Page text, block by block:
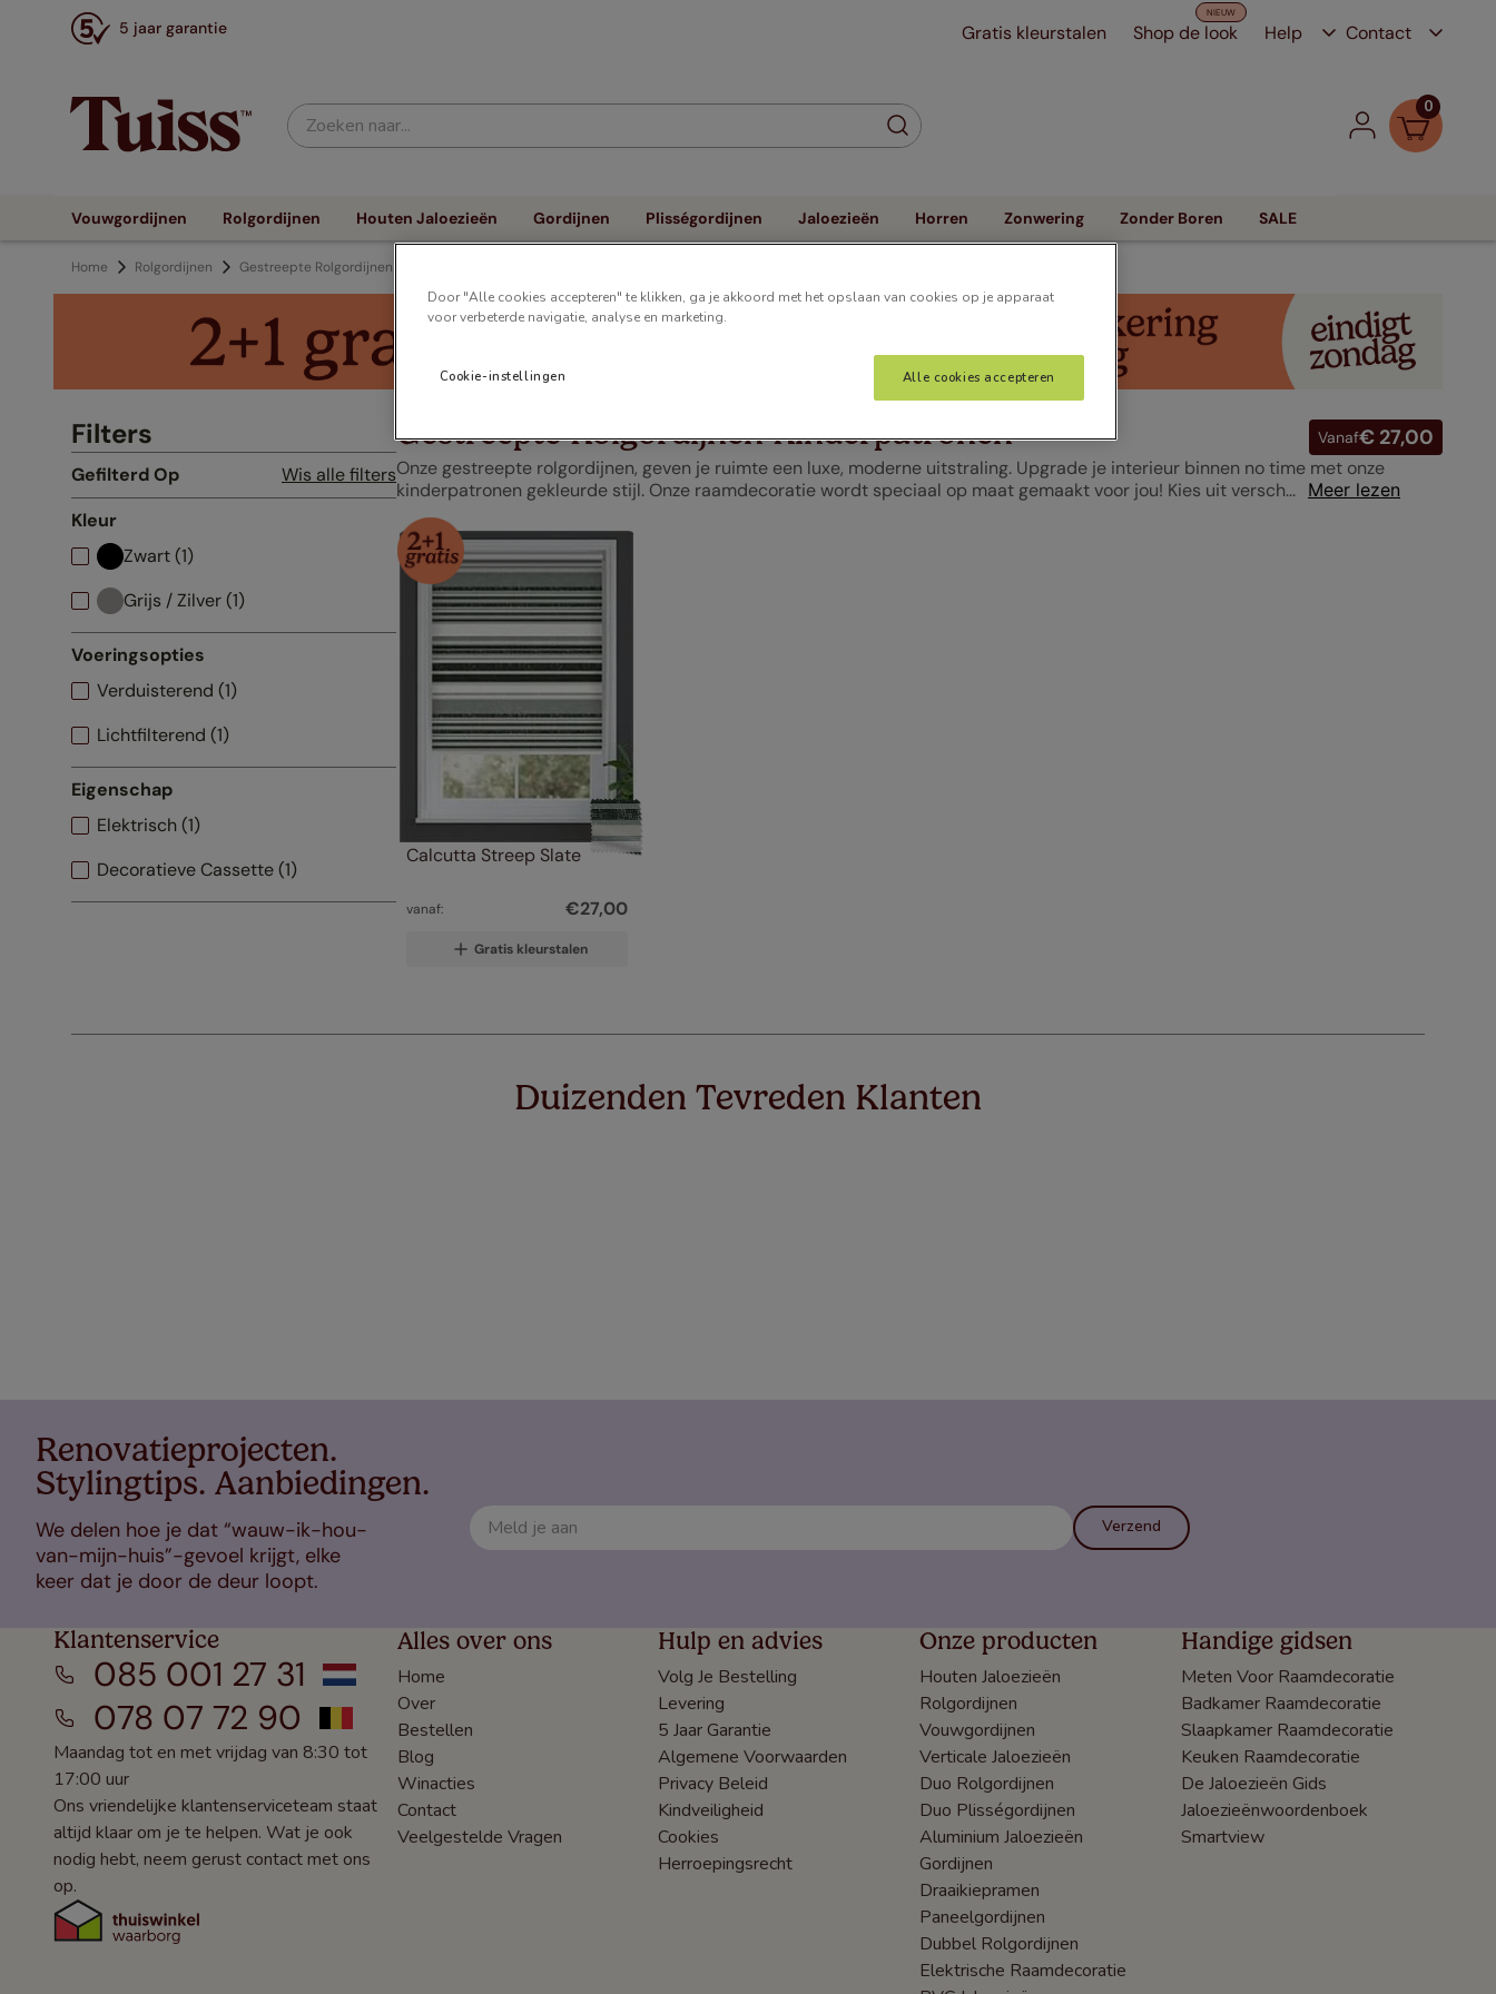
5 jaar garantie Gratis kleurstalen Shop de look Help Contact
Zoeken naar... 0
Vouwgordijnen Rolgordijnen Houten Jaloezieën Gordijnen Plisségordijnen Jaloezieën Horren Zonwering Zonder Boren SALE
Rolgordijnen Gestreepte Rolgordijnen
Filters
Gefilterd Op
Wis alle filters
Kleur
Zwart(1)
Grijs / Zilver(1)
Voeringsopties
Verduisterend (1)
Lichtfilterend (1)
Eigenschap
Elektrisch(1)
Decoratieve Cassette(1)
Gestreepte Rolgordijnen Kinderpatronen Vanaf€ 27,00
Onze gestreepte rolgordijnen, geven je ruimte een luxe, moderne uitstraling. Upgrade je interieur binnen no time met onze
kinderpatronen gekleurde stijl. Onze raamdecoratie wordt speciaal op maat gemaakt voor jou! Kies uit versch... Meer lezen
Calcutta Streep Slate
vanaf: €27,00
Gratis kleurstalen
Duizenden Tevreden Klanten
Renovatieprojecten.
Stylingtips. Aanbiedingen.
We delen hoe je dat “wauw-ik-hou-
van-mijn-huis”-gevoel krijgt, elke
keer dat je door de deur loopt.
Verzend
Klantenservice
085 001 27 31
078 07 72 90
Maandag tot en met vrijdag van 8:30 tot
17:00 uur
Ons vriendelijke klantenserviceteam staat
altijd klaar om je te helpen. Wat je ook
nodig hebt, neem gerust contact met ons
op.
Alles over ons
Home
Over
Bestellen
Blog
Winacties
Contact
Veelgestelde Vragen
Hulp en advies
Volg Je Bestelling
Levering
5 Jaar Garantie
Algemene Voorwaarden
Privacy Beleid
Kindveiligheid
Cookies
Herroepingsrecht
Onze producten
Houten Jaloezieën
Rolgordijnen
Vouwgordijnen
Verticale Jaloezieën
Duo Rolgordijnen
Duo Plisségordijnen
Aluminium Jaloezieën
Gordijnen
Draaikiepramen
Paneelgordijnen
Dubbel Rolgordijnen
Elektrische Raamdecoratie
Handige gidsen
Meten Voor Raamdecoratie
Badkamer Raamdecoratie
Slaapkamer Raamdecoratie
Keuken Raamdecoratie
De Jaloezieën Gids
Jaloezieënwoordenboek
Smartview
Door "Alle cookies accepteren" te klikken, ga je akkoord met het opslaan van cookies op je apparaat
voor verbeterde navigatie, analyse en marketing.
Cookie-instellingen Alle cookies accepteren